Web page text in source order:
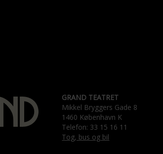
GRAND TEATRET
Mikkel Bryggers Gade 8
1460 København K
Telefon: 33 15 16 11
Tog, bus og bil